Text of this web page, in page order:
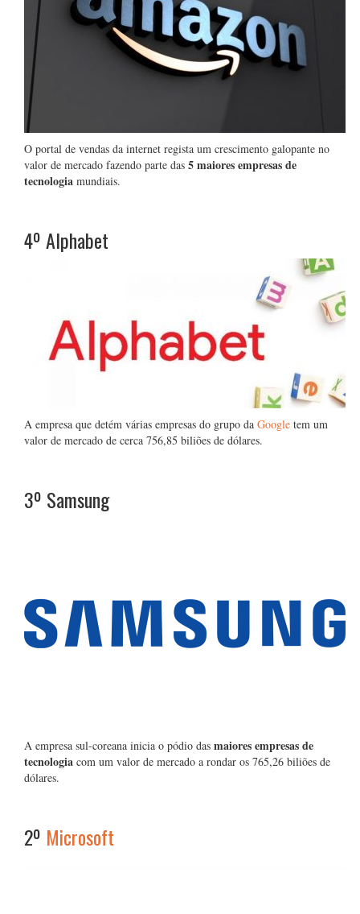
O portal de vendas da internet regista um crescimento galopante no
valor de mercado fazendo parte das 5 maiores empresas de
tecnologia mundiais.
4ºAlphabet
A empresa que detém várias empresas do grupo da Google tem um
valor de mercado de cerca 756,85 biliões de dólares.
3º Samsung
A empresa sul-coreana inicia o pódio das maiores empresas de
tecnologia com um valor de mercado a rondar os 765,26 biliões de
dólares.
2º Microsoft